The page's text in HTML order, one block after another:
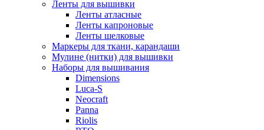
Ленты для вышивки
Ленты атласные
Ленты капроновые
Ленты шелковые
Маркеры для ткани, карандаши
Мулине (нитки) для вышивки
Наборы для вышивания
Dimensions
Luca-S
Neocraft
Panna
Riolis